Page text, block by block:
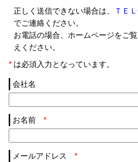
正しく送信できない場合は、 ＴＥ
でご連絡ください。
お電話の場合、ホームページをご
えください。
* は必須入力となっています。
会社名
お名前 *
メールアドレス *